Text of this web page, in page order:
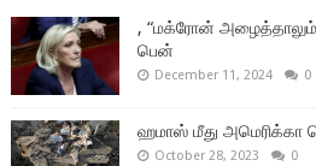
, “மக்ரோன்
பென்
December 11, 2024 0
ஹமாஸ் மீது அமெரிக்கா
October 28, 2023 0